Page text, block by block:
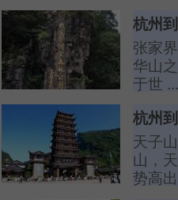
杭州
张家
华山
于世 ...
杭州
天子
山，
势高